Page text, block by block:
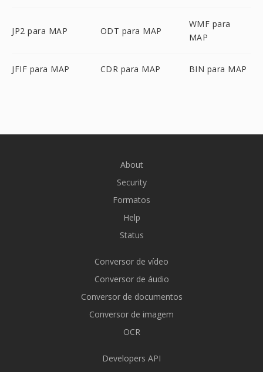
JP2 para MAP ODT para MAP
WMF para
MAP
JFIF para MAP CDR para MAP BIN para MAP
About
Security
Formatos
Help
Status
Conversor de vídeo
Conversor de áudio
Conversor de documentos
Conversor de imagem
OCR
Developers API